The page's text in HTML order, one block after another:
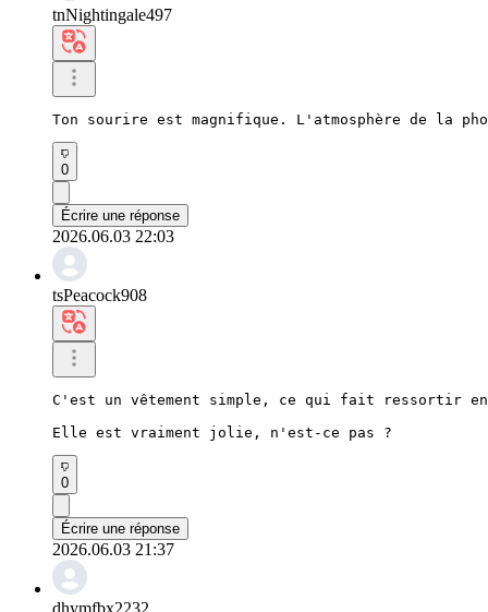
tnNightingale497
Ton sourire est magnifique. L'atmosphère de la
0
Écrire une réponse
2026.06.03 22:03
tsPeacock908
C'est un vêtement simple, ce qui fait ressortir
Elle est vraiment jolie, n'est-ce pas ?
0
Écrire une réponse
2026.06.03 21:37
dhymfbx2232